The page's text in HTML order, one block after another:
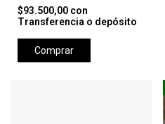
$93.500,00 con
Transferencia o depósito
Comprar